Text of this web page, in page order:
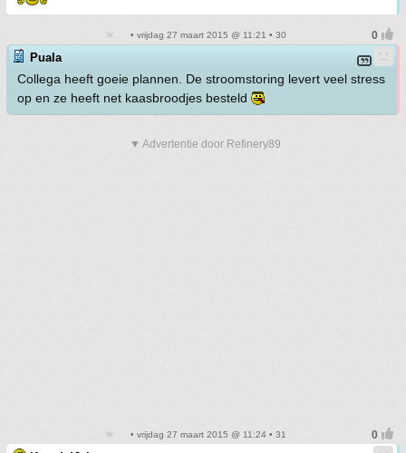
• vrijdag 27 maart 2015 @ 11:21 • 30
Puala
Collega heeft goeie plannen. De stroomstoring levert veel stress
op en ze heeft net kaasbroodjes besteld
▼ Advertentie door Refinery89
• vrijdag 27 maart 2015 @ 11:24 • 31